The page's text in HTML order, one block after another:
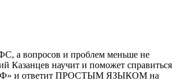
а вопросов и проблем меньше не
Казанцев научит и поможет справиться
и ответит ПРОСТЫМ ЯЗЫКОМ на